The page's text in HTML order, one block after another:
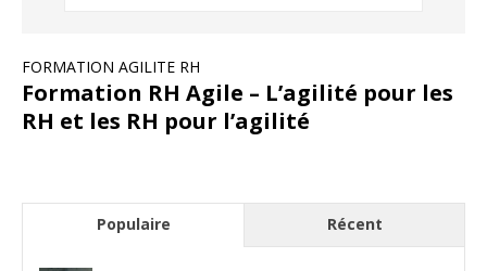
FORMATION AGILITE RH
Formation RH Agile – L’agilité pour les
RH et les RH pour l’agilité
Populaire Récent